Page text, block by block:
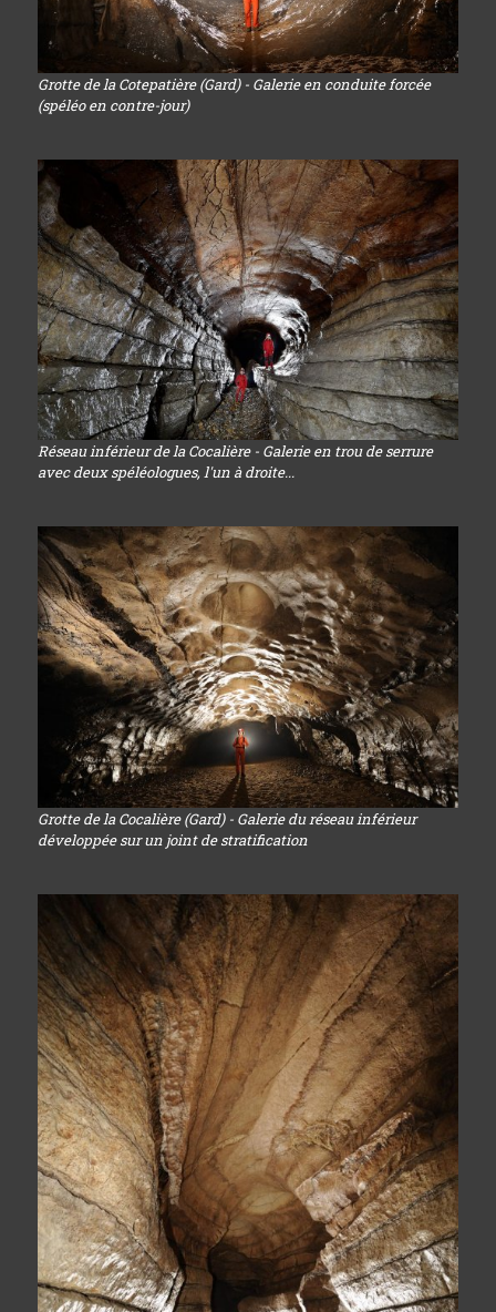
Grotte de la Cotepatière (Gard) - Galerie en conduite forcée
(spéléo en contre-jour)
Réseau inférieur de la Cocalière - Galerie en trou de serrure
avec deux spéléologues, l'un à droite...
Grotte de la Cocalière (Gard) - Galerie du réseau inférieur
développée sur un joint de stratification